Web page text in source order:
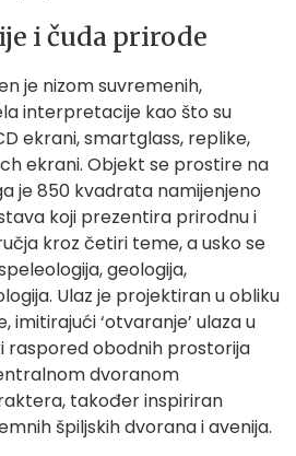
i čuda prirode
je nizom suvremenih,
interpretacije kao što su
ekrani, smartglass, replike,
ekrani. Objekt se prostire na
je 850 kvadrata namijenjeno
koji prezentira prirodnu i
kroz četiri teme, a usko se
geologija,
Ulaz je projektiran u obliku
imitirajući ‘otvaranje’ ulaza u
raspored obodnih prostorija
dvoranom
također inspiriran
špiljskih dvorana i avenija.